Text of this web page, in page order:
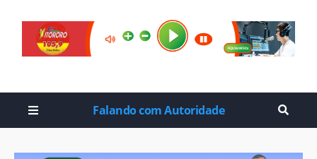
Falando com Autoridade